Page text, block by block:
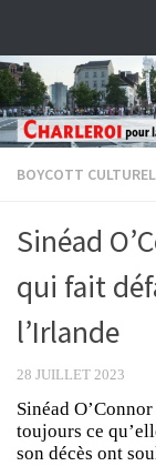
BOYCOTT CULTUREL
Sinéad
qui fait
l’Irlande
28 JUILLET 2023
Sinéad
toujours ce
son décès ont